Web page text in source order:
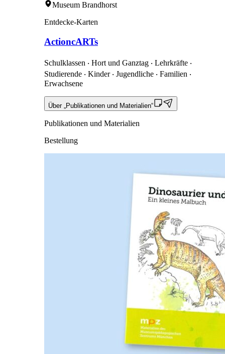
Museum Brandhorst
Entdecke-Karten
ActioncARTs
Schulklassen ‧ Hort und Ganztag ‧ Lehrkräfte ‧
Studierende ‧ Kinder ‧ Jugendliche ‧ Familien ‧
Erwachsene
Über „Publikationen und Materialien“
Publikationen und Materialien
Bestellung